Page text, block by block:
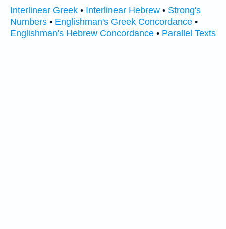
Interlinear Greek • Interlinear Hebrew • Strong's
Numbers • Englishman's Greek Concordance •
Englishman's Hebrew Concordance • Parallel Texts